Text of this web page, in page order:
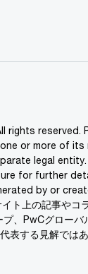
rights reserved.
or more of its
legal entity.
for further
by or
ト上の記事やコ
、PwCグローバ
表する見解ではあ